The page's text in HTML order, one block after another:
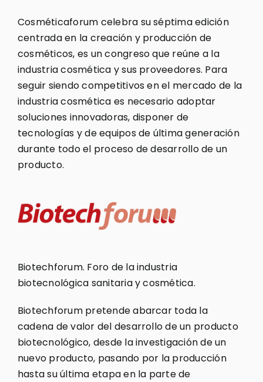
Cosméticaforum celebra su séptima edición
centrada en la creación y producción de
cosméticos, es un congreso que reúne a la
industria cosmética y sus proveedores. Para
seguir siendo competitivos en el mercado de la
industria cosmética es necesario adoptar
soluciones innovadoras, disponer de
tecnologías y de equipos de última generación
durante todo el proceso de desarrollo de un
producto.
Biotechforum. Foro de la industria
biotecnológica sanitaria y cosmética.
Biotechforum pretende abarcar toda la
cadena de valor del desarrollo de un producto
biotecnológico, desde la investigación de un
nuevo producto, pasando por la producción
hasta su última etapa en la parte de